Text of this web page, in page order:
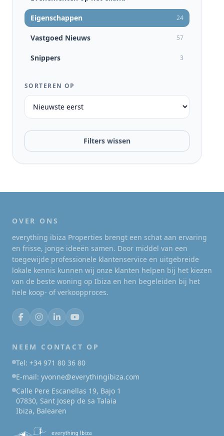
Eigenschappen 24
Vastgoed Nieuws 57
Snippers 3
SORTEREN OP
Filters wissen
OVER ONS
everything ibiza Properties brengt een schat aan ervaring
en frisse, jonge ideeën samen. Door middel van een
toegewijde professionele klantenservice en uitgebreide
lokale kennis kunnen wij onze klanten helpen bij het kiezen
van de beste woning op Ibiza en hen begeleiden bij het
hele koop- of verkoopproces.
NEEM CONTACT OP
Tel: +34 971 80 36 80
E-mail: yvonne@everythingibiza.com
Calle Pere Escanellas 19, Bajo 1
07830, Sant Josep de sa Talaia
Ibiza, Balearen